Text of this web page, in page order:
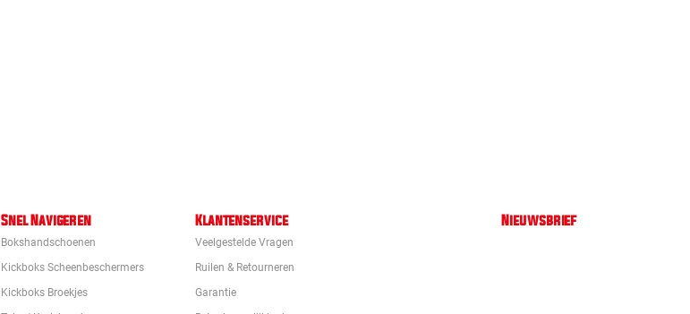
Snel Navigeren
Bokshandschoenen
Kickboks Scheenbeschermers
Kickboks Broekjes
Klantenservice
Veelgestelde Vragen
Ruilen & Retourneren
Garantie
Nieuwsbrief